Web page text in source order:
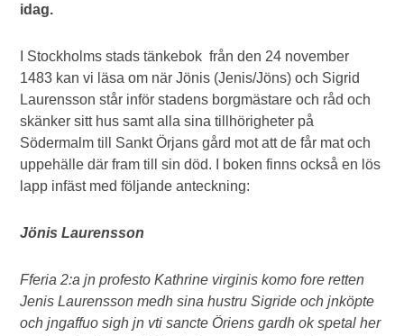
idag.
I Stockholms stads tänkebok från den 24 november
1483 kan vi läsa om när Jönis (Jenis/Jöns) och Sigrid
Laurensson står inför stadens borgmästare och råd och
skänker sitt hus samt alla sina tillhörigheter på
Södermalm till Sankt Örjans gård mot att de får mat och
uppehälle där fram till sin död. I boken finns också en lös
lapp infäst med följande anteckning:
Jönis Laurensson
Fferia 2:a jn profesto Kathrine virginis komo fore retten
Jenis Laurensson medh sina hustru Sigride och jnköpte
och jngaffuo sigh jn vti sancte Öriens gardh ok spetal her